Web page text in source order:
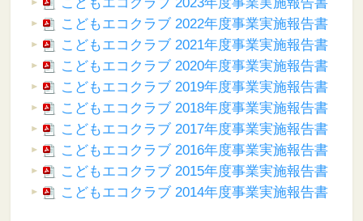
こどもエコクラブ 2023年度事業実施報告書
こどもエコクラブ 2022年度事業実施報告書
こどもエコクラブ 2021年度事業実施報告書
こどもエコクラブ 2020年度事業実施報告書
こどもエコクラブ 2019年度事業実施報告書
こどもエコクラブ 2018年度事業実施報告書
こどもエコクラブ 2017年度事業実施報告書
こどもエコクラブ 2016年度事業実施報告書
こどもエコクラブ 2015年度事業実施報告書
こどもエコクラブ 2014年度事業実施報告書